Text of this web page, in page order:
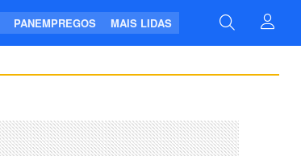
PANEMPREGOS MAIS LIDAS